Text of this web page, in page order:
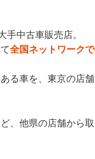
手中古車販売店。
全国ネットワーク
る車を、東京の店
、他県の店舗から